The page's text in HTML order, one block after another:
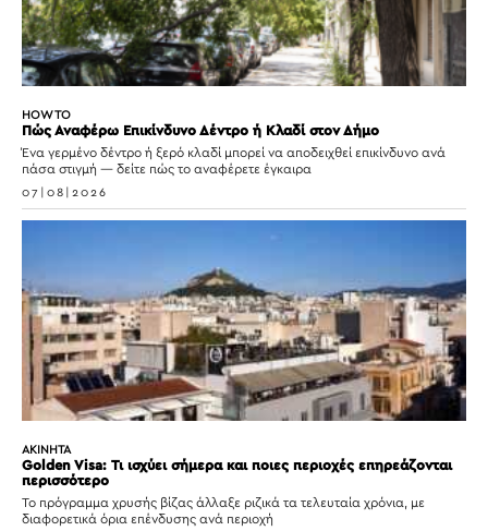
HOW TO
Πώς Αναφέρω Επικίνδυνο Δέντρο ή Κλαδί στον Δήμο
Ένα γερμένο δέντρο ή ξερό κλαδί μπορεί να αποδειχθεί επικίνδυνο ανά
πάσα στιγμή — δείτε πώς το αναφέρετε έγκαιρα
07|08|2026
ΑΚΙΝΗΤΑ
Golden Visa: Τι ισχύει σήμερα και ποιες περιοχές επηρεάζονται
περισσότερο
Το πρόγραμμα χρυσής βίζας άλλαξε ριζικά τα τελευταία χρόνια, με
διαφορετικά όρια επένδυσης ανά περιοχή